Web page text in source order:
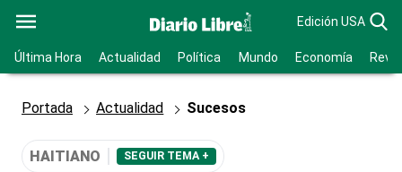
Edición USA
Última Hora Actualidad Política Mundo Economía
Portada Actualidad Sucesos
HAITIANO SEGUIR TEMA +